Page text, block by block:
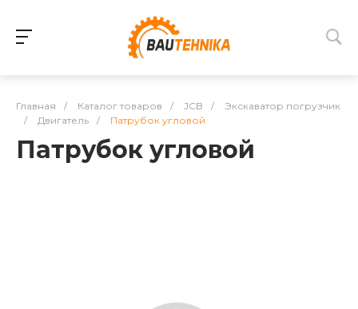
Главная / Каталог товаров / JCB /
Экскаватор погрузчик
/
Двигатель / Патрубок угловой
Патрубок угловой